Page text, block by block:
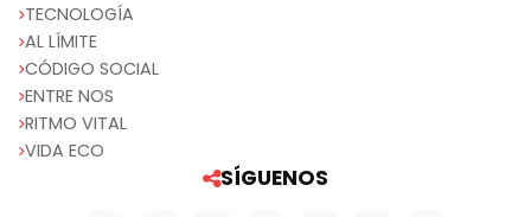
TECNOLOGÍA
AL LÍMITE
CÓDIGO SOCIAL
ENTRE NOS
RITMO VITAL
VIDA ECO
SÍGUENOS